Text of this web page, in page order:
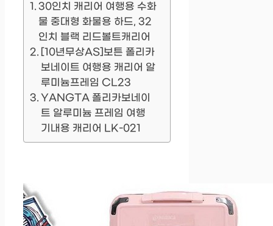
30인치 캐리어 여행용 수화
물 중대형 화물용 하드, 32
인치 블랙 리드볼트캐리어
[10년무상AS]보튼 폴리카
보네이트 여행용 캐리어 알
루미늄프레임 CL23
YANGTA 폴리카보네이
트 알루미늄 프레임 여행
기내용 캐리어 LK-021